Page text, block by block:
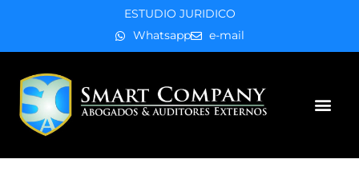
ESTUDIO JURIDICO
Whatsapp
e-mail